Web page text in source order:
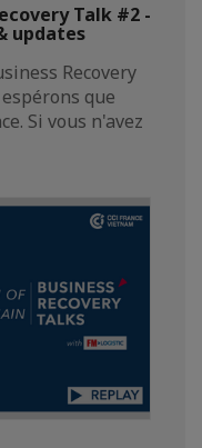
Talk #2 -
updates
Recovery
que
Si vous n'avez